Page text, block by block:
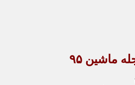
ماشین ۹۵